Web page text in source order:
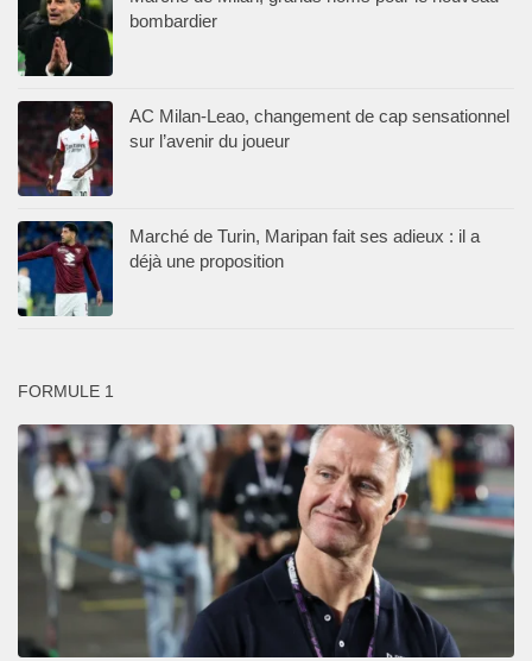
bombardier
AC Milan-Leao, changement de cap sensationnel
sur l’avenir du joueur
Marché de Turin, Maripan fait ses adieux : il a
déjà une proposition
FORMULE 1